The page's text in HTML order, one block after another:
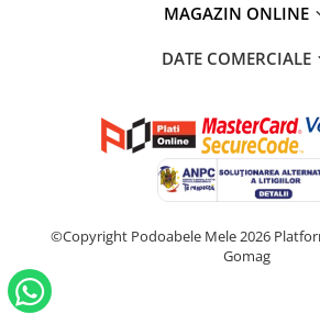
MAGAZIN ONLINE
DATE COMERCIALE
©Copyright Podoabele Mele 2026
Gomag